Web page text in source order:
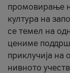
промовирање
култура на
се темел на
цениме
приклучија на
нивното